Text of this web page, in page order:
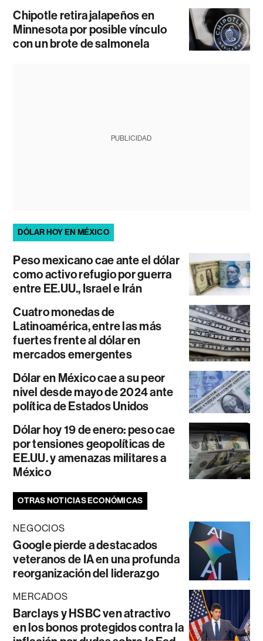
Chipotle retira jalapeños en
Minnesota por posible vínculo
con un brote de salmonela
PUBLICIDAD
DÓLAR HOY EN MÉXICO
Peso mexicano cae ante el dólar
como activo refugio por guerra
entre EE.UU., Israel e Irán
Cuatro monedas de
Latinoamérica, entre las más
fuertes frente al dólar en
mercados emergentes
Dólar en México cae a su peor
nivel desde mayo de 2024 ante
política de Estados Unidos
Dólar hoy 19 de enero: peso cae
por tensiones geopolíticas de
EE.UU. y amenazas militares a
México
OTRAS NOTICIAS ECONÓMICAS
NEGOCIOS
Google pierde a destacados
veteranos de IA en una profunda
reorganización del liderazgo
MERCADOS
Barclays y HSBC ven atractivo
en los bonos protegidos contra la